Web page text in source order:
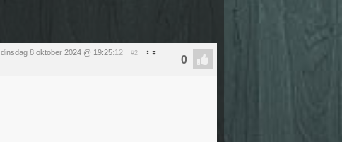
dinsdag 8 oktober 2024 @ 19:25:12 #2